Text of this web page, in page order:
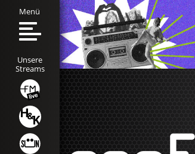
Menü
Unsere
Streams